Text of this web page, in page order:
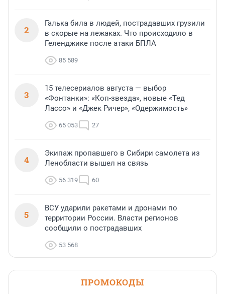
2
Галька била в людей, пострадавших грузили
в скорые на лежаках. Что происходило в
Геленджике после атаки БПЛА
85 589
3
15 телесериалов августа — выбор
«Фонтанки»: «Коп-звезда», новые «Тед
Лассо» и «Джек Ричер», «Одержимость»
65 053 27
4
Экипаж пропавшего в Сибири самолета из
Ленобласти вышел на связь
56 319 60
5
ВСУ ударили ракетами и дронами по
территории России. Власти регионов
сообщили о пострадавших
53 568
ПРОМОКОДЫ